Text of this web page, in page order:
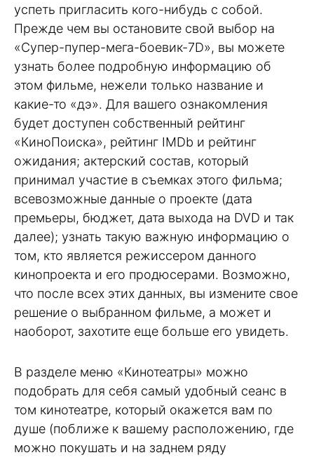
успеть пригласить кого-нибудь с собой.
Прежде чем вы остановите свой выбор на
«Супер-пупер-мега-боевик-7D», вы можете
узнать более подробную информацию об
этом фильме, нежели только название и
какие-то «дэ». Для вашего ознакомления
будет доступен собственный рейтинг
«КиноПоиска», рейтинг IMDb и рейтинг
ожидания; актерский состав, который
принимал участие в съемках этого фильма;
всевозможные данные о проекте (дата
премьеры, бюджет, дата выхода на DVD и так
далее); узнать такую важную информацию о
том, кто является режиссером данного
кинопроекта и его продюсерами. Возможно,
что после всех этих данных, вы измените свое
решение о выбранном фильме, а может и
наоборот, захотите еще больше его увидеть.
В разделе меню «Кинотеатры» можно
подобрать для себя самый удобный сеанс в
том кинотеатре, который окажется вам по
душе (поближе к вашему расположению, где
можно покушать и на заднем ряду